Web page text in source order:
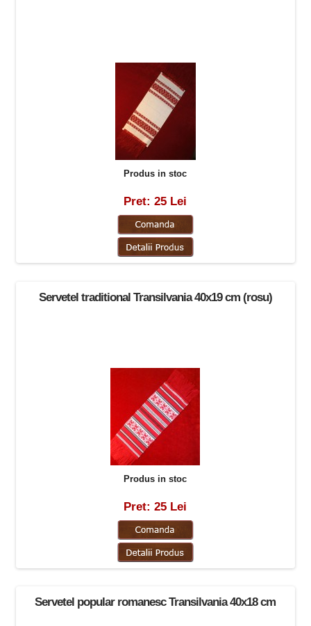
Produs in stoc
Pret: 25 Lei
Servetel traditional Transilvania 40x19 cm (rosu)
Produs in stoc
Pret: 25 Lei
Servetel popular romanesc Transilvania 40x18 cm